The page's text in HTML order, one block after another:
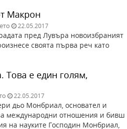
Макрон
22.05.2017
пред Лувъра новоизбраният
своята първа реч като
Tова е един голям,
22.05.2017
дьо Монбриал, основател и
международни отношения и бивш
на науките Господин Монбриал,